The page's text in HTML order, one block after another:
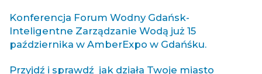
Konferencja Forum Wodny Gdańsk-
Inteligentne Zarządzanie Wodą już 15
października w AmberExpo w Gdańśku.
Przyjdź i sprawdź jak działa Twoje miasto